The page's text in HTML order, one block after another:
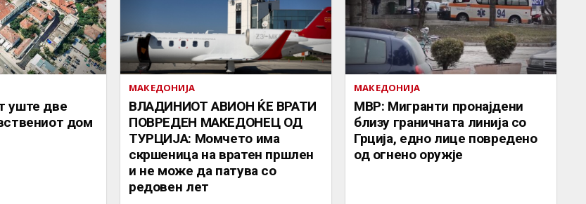
уште две
дом
МАКЕДОНИЈА
ВЛАДИНИОТ АВИОН ЌЕ ВРАТИ
ПОВРЕДЕН МАКЕДОНЕЦ ОД
ТУРЦИЈА: Момчето има
скршеница на вратен пршлен
и не може да патува со
редовен лет
МАКЕДОНИЈА
МВР: Мигранти пронајдени
близу граничната линија со
Грција, едно лице повредено
од огнено оружје